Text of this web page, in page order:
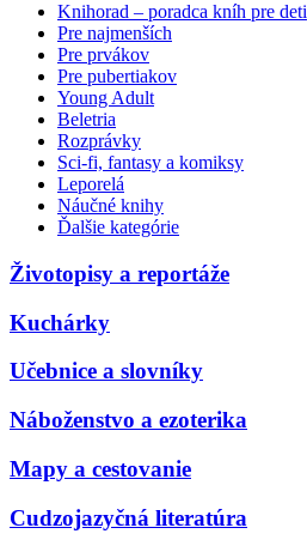
Knihorad – poradca kníh pre deti
Pre najmenších
Pre prvákov
Pre pubertiakov
Young Adult
Beletria
Rozprávky
Sci-fi, fantasy a komiksy
Leporelá
Náučné knihy
Ďalšie kategórie
Životopisy a reportáže
Kuchárky
Učebnice a slovníky
Náboženstvo a ezoterika
Mapy a cestovanie
Cudzojazyčná literatúra